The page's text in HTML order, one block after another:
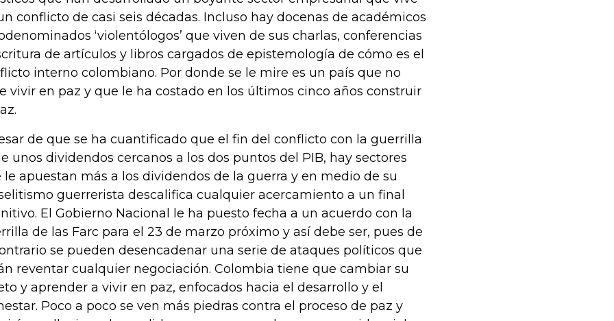
conflicto de casi seis décadas. Incluso hay docenas de académicos
‘violentólogos’ que viven de sus charlas, conferencias
de artículos y libros cargados de epistemología de cómo es el
interno colombiano. Por donde se le mire es un país que no
vivir en paz y que le ha costado en los últimos cinco años construir
de que se ha cuantificado que el fin del conflicto con la guerrilla
unos dividendos cercanos a los dos puntos del PIB, hay sectores
le apuestan más a los dividendos de la guerra y en medio de su
guerrerista descalifica cualquier acercamiento a un final
El Gobierno Nacional le ha puesto fecha a un acuerdo con la
de las Farc para el 23 de marzo próximo y así debe ser, pues de
se pueden desencadenar una serie de ataques políticos que
reventar cualquier negociación. Colombia tiene que cambiar su
y aprender a vivir en paz, enfocados hacia el desarrollo y el
Poco a poco se ven más piedras contra el proceso de paz y